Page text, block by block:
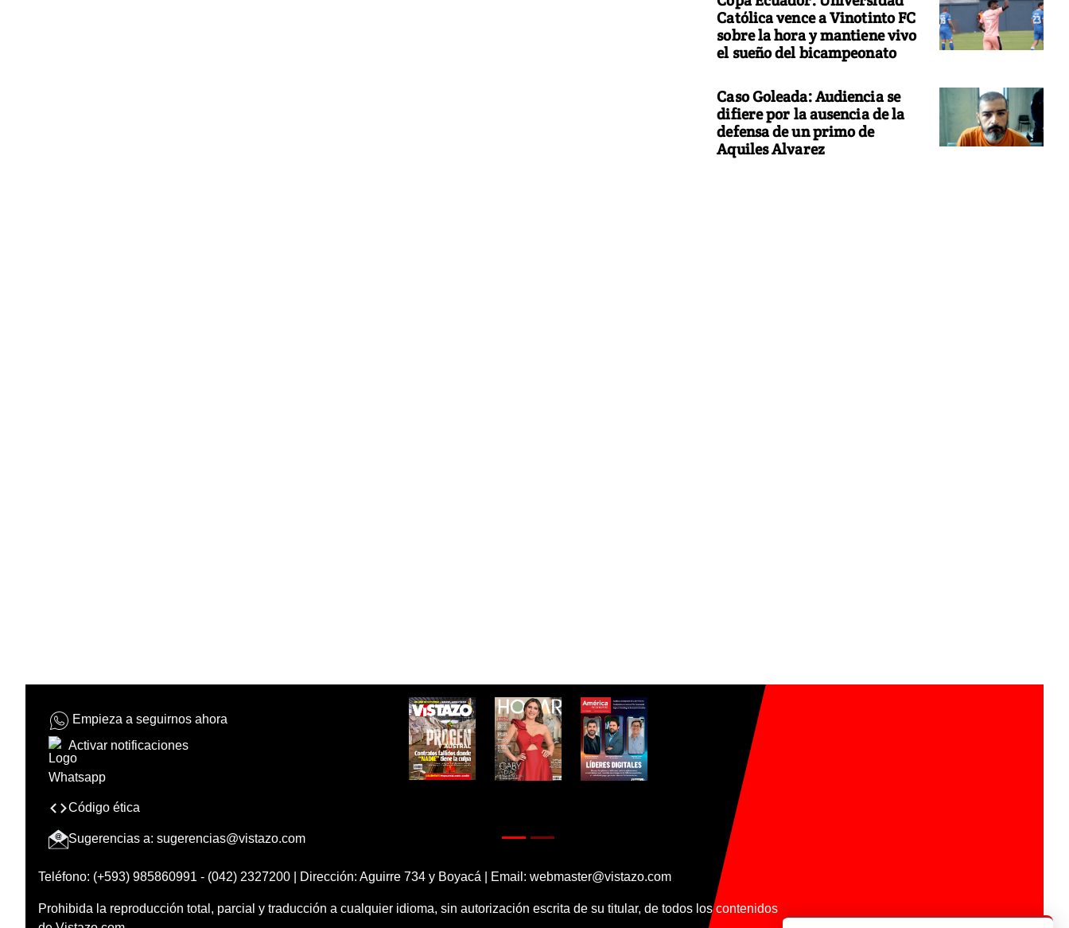
Católica vence a Vinotinto FC
sobre la hora y mantiene vivo
el sueño del bicampeonato
Caso Goleada: Audiencia se
difiere por la ausencia de la
defensa de un primo de
Aquiles Alvarez
Empieza a seguirnos ahora
Activar notificaciones
Código ética
Sugerencias a: sugerencias@vistazo.com
Teléfono: (+593) 985860991 - (042) 2327200 | Dirección: Aguirre 734 y Boyacá | Email: webmaster@vistazo.com
Prohibida la reproducción total, parcial y traducción a cualquier idioma, sin autorización escrita de su titular, de todos los contenidos